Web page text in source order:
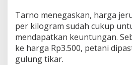
Tarno menegaskan, harga
per kilogram sudah cukup
mendapatkan keuntungan.
ke harga Rp3.500, petani
gulung tikar.